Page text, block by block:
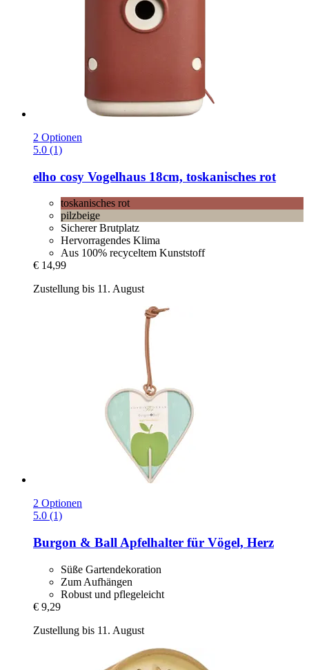
2 Optionen
5.0 (1)
elho cosy Vogelhaus 18cm, toskanisches rot
toskanisches rot
pilzbeige
Sicherer Brutplatz
Hervorragendes Klima
Aus 100% recyceltem Kunststoff
€ 14,99
Zustellung bis 11. August
2 Optionen
5.0 (1)
Burgon & Ball Apfelhalter für Vögel, Herz
Süße Gartendekoration
Zum Aufhängen
Robust und pflegeleicht
€ 9,29
Zustellung bis 11. August